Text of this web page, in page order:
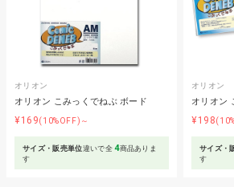
オリオン
オリオン こみっくでねぶ ボード
¥169(10%OFF)～
サイズ・販売単位違いで全4商品ありま
す
オリオン
オリオン
¥198
サイズ・
す